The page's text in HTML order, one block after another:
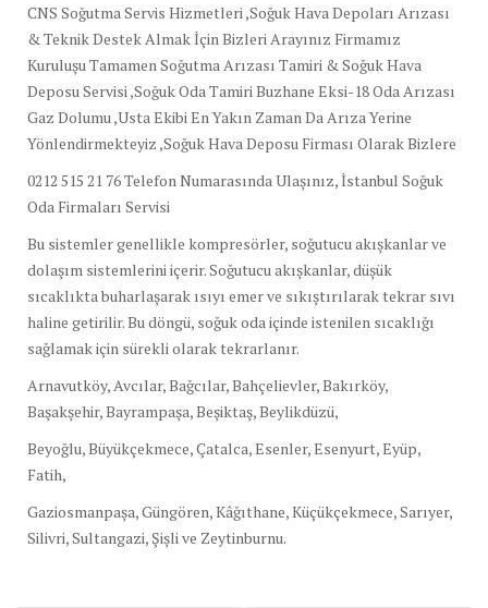
CNS Soğutma Servis Hizmetleri ,Soğuk Hava Depoları Arızası
& Teknik Destek Almak İçin Bizleri Arayınız Firmamız
Kuruluşu Tamamen Soğutma Arızası Tamiri & Soğuk Hava
Deposu Servisi ,Soğuk Oda Tamiri Buzhane Eksi-18 Oda Arızası
Gaz Dolumu ,Usta Ekibi En Yakın Zaman Da Arıza Yerine
Yönlendirmekteyiz ,Soğuk Hava Deposu Firması Olarak Bizlere
0212 515 21 76 Telefon Numarasında Ulaşınız, İstanbul Soğuk
Oda Firmaları Servisi
Bu sistemler genellikle kompresörler, soğutucu akışkanlar ve
dolaşım sistemlerini içerir. Soğutucu akışkanlar, düşük
sıcaklıkta buharlaşarak ısıyı emer ve sıkıştırılarak tekrar sıvı
haline getirilir. Bu döngü, soğuk oda içinde istenilen sıcaklığı
sağlamak için sürekli olarak tekrarlanır.
Arnavutköy, Avcılar, Bağcılar, Bahçelievler, Bakırköy,
Başakşehir, Bayrampaşa, Beşiktaş, Beylikdüzü,
Beyoğlu, Büyükçekmece, Çatalca, Esenler, Esenyurt, Eyüp,
Fatih,
Gaziosmanpaşa, Güngören, Kâğıthane, Küçükçekmece, Sarıyer,
Silivri, Sultangazi, Şişli ve Zeytinburnu.